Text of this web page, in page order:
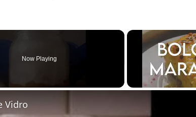
Now Playing
Vidro